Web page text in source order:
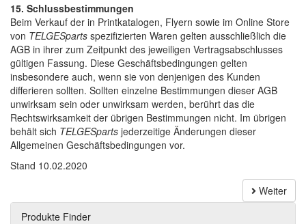
15. Schlussbestimmungen
Beim Verkauf der in Printkatalogen, Flyern sowie im Online Store
von TELGESparts spezifizierten Waren gelten ausschließlich die
AGB in ihrer zum Zeitpunkt des jeweiligen Vertragsabschlusses
gültigen Fassung. Diese Geschäftsbedingungen gelten
insbesondere auch, wenn sie von denjenigen des Kunden
differieren sollten. Sollten einzelne Bestimmungen dieser AGB
unwirksam sein oder unwirksam werden, berührt das die
Rechtswirksamkeit der übrigen Bestimmungen nicht. Im übrigen
behält sich TELGESparts jederzeitige Änderungen dieser
Allgemeinen Geschäftsbedingungen vor.
Stand 10.02.2020
Weiter
Produkte Finder